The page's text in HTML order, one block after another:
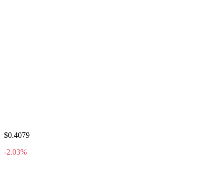
$0.4079
-2.03%